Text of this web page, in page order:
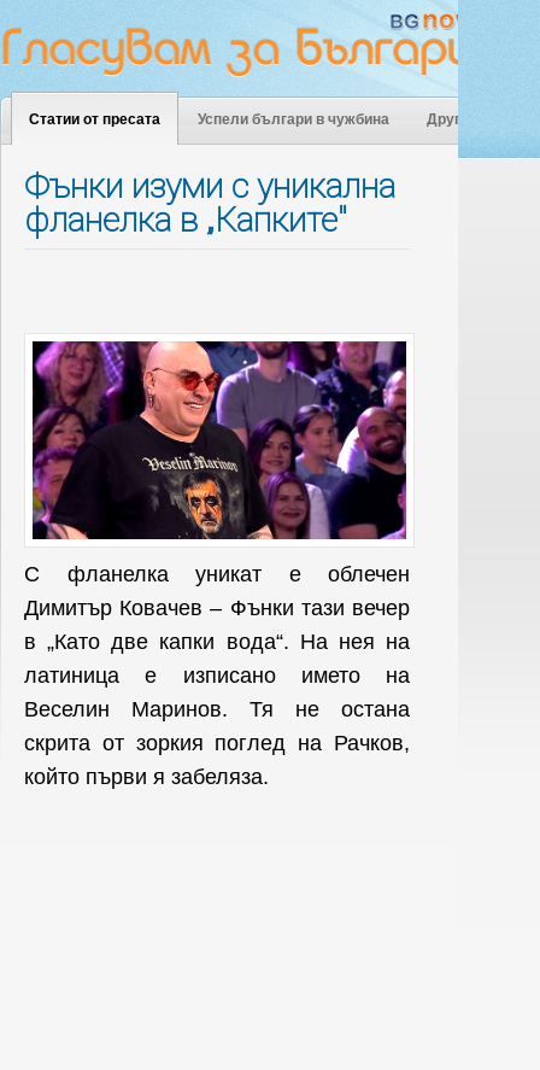
Статии от пресата Успели българи в чужбина Други
Фънки изуми с уникална
фланелка в „Капките"
С фланелка уникат е облечен
Димитър Ковачев – Фънки тази вечер
в „Като две капки вода“. На нея на
латиница е изписано името на
Веселин Маринов. Тя не остана
скрита от зоркия поглед на Рачков,
който първи я забеляза.